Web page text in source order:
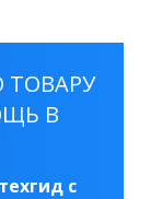
ТОВАРУ
В
с